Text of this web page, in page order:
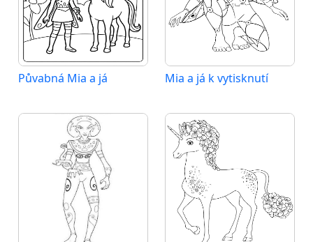
Půvabná Mia a já Mia a já k vytisknutí